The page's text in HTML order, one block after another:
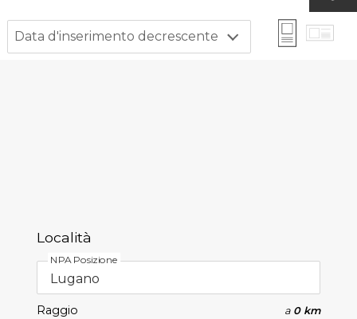
Data d'inserimento decrescente
Località
NPA Posizione
Raggio a 0 km